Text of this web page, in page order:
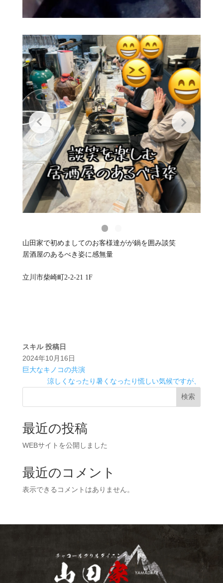
山田家で初めましてのお客様達がが鍋を囲み談笑
居酒屋のあるべき姿に感無量
立川市柴崎町2-2-21 1F
スキル 投稿日
2024年10月16日
巨大なキノコの共演‍
涼しくなったり暑くなったり慌しい気候ですが、
検索
最近の投稿
WEBサイトを公開しました
最近のコメント
表示できるコメントはありません。